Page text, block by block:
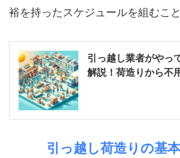
裕を持ったスケジュールを組むこ
引っ越し業者がやっ
解説！荷造りから不
引っ越し荷造りの基